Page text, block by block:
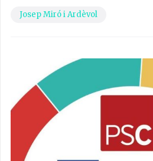
Josep Miró i Ardèvol